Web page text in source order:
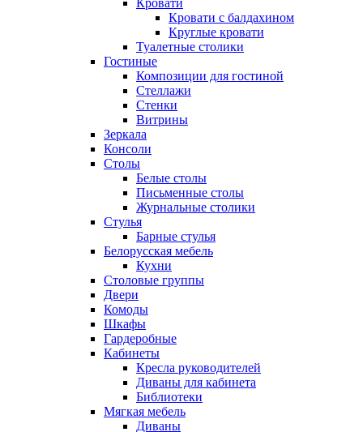
Кровати
Кровати с балдахином
Круглые кровати
Туалетные столики
Гостиные
Композиции для гостиной
Стеллажи
Стенки
Витрины
Зеркала
Консоли
Столы
Белые столы
Письменные столы
Журнальные столики
Стулья
Барные стулья
Белорусская мебель
Кухни
Столовые группы
Двери
Комоды
Шкафы
Гардеробные
Кабинеты
Кресла руководителей
Диваны для кабинета
Библиотеки
Мягкая мебель
Диваны